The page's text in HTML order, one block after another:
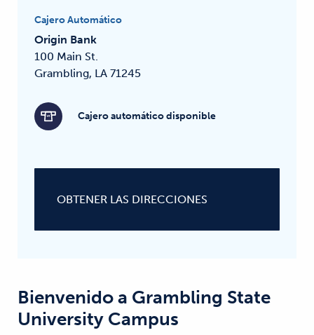
Cajero Automático
Origin Bank
100 Main St.
Grambling, LA 71245
Cajero automático disponible
OBTENER LAS DIRECCIONES
Bienvenido a Grambling State
University Campus